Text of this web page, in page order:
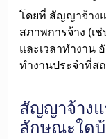
โดยที่ สัญญาจ้างแ
สภาพการจ้าง (เ
และเวลาทำงาน
ทำงานประจำที่ส
สัญญาจ้างแ
ลักษณะใดบ้